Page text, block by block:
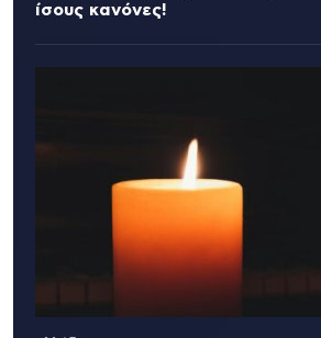
ίσους κανόνες!